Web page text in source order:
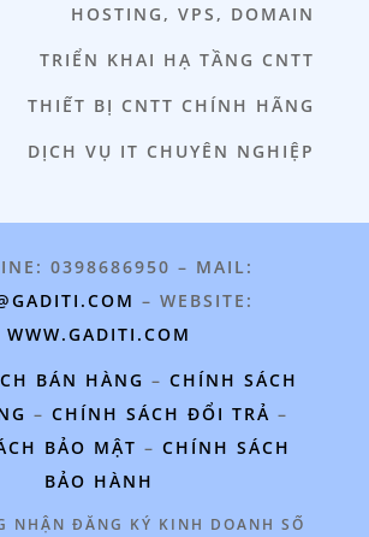
HOSTING, VPS, DOMAIN
TRIỂN KHAI HẠ TẦNG CNTT
THIẾT BỊ CNTT CHÍNH HÃNG
DỊCH VỤ IT CHUYÊN NGHIỆP
0398686950 – MAIL:
– WEBSITE:
WWW.GADITI.COM
BÁN HÀNG –CHÍNH SÁCH
–CHÍNH SÁCH ĐỔI TRẢ –
BẢO MẬT – CHÍNH SÁCH
BẢO HÀNH
NHẬN ĐĂNG KÝ KINH DOANH SỐ